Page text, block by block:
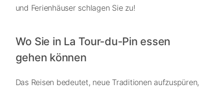
und Ferienhäuser schlagen Sie zu!
Wo Sie in La Tour-du-Pin essen
gehen können
Das Reisen bedeutet, neue Traditionen aufzuspüren,